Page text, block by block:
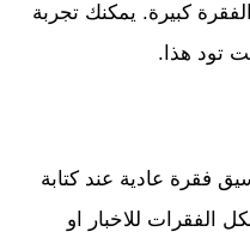
كبيرة. يمكنك تجربة
تود هذا.
فقرة عادية عند كتابة
للاخبار او